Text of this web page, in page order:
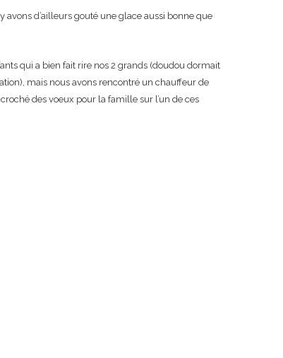
d’ailleurs gouté une glace aussi bonne que
qui a bien fait rire nos 2 grands (doudou dormait
mais nous avons rencontré un chauffeur de
des voeux pour la famille sur l’un de ces